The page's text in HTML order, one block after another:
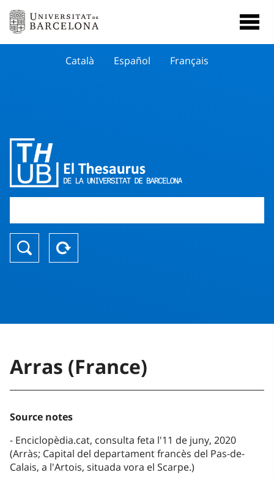
Català Español Français
Arras (France)
Source notes
Enciclopèdia.cat, consulta feta l'11 de juny, 2020
(Arràs; Capital del departament francès del Pas-de-
Calais, a l'Artois, situada vora el Scarpe.)